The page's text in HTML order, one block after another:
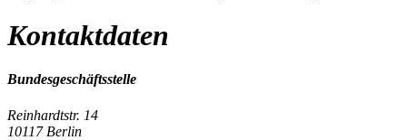
Kontaktdaten
Bundesgeschäftsstelle
Reinhardtstr. 14
10117 Berlin